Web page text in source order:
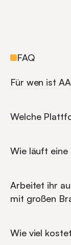
FAQ
Für wen ist
Welche
Wie läuft eine
Arbeitet ihr
mit großen
Wie viel